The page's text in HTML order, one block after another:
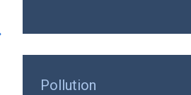
Pollution